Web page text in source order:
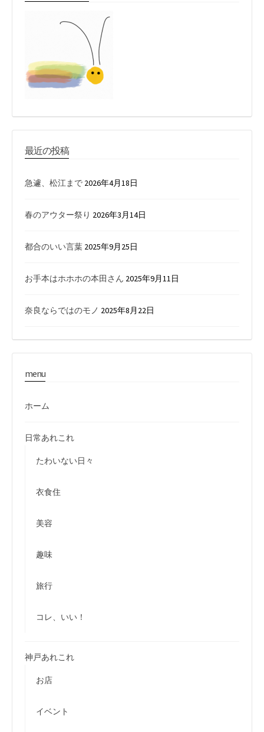
最近の投稿
急遽、松江まで 2026年4月18日
春のアウター祭り 2026年3月14日
都合のいい言葉 2025年9月25日
お手本はホホホの本田さん 2025年9月11日
奈良ならではのモノ 2025年8月22日
menu
ホーム
日常あれこれ
たわいない日々
衣食住
美容
趣味
旅行
コレ、いい！
神戸あれこれ
お店
イベント